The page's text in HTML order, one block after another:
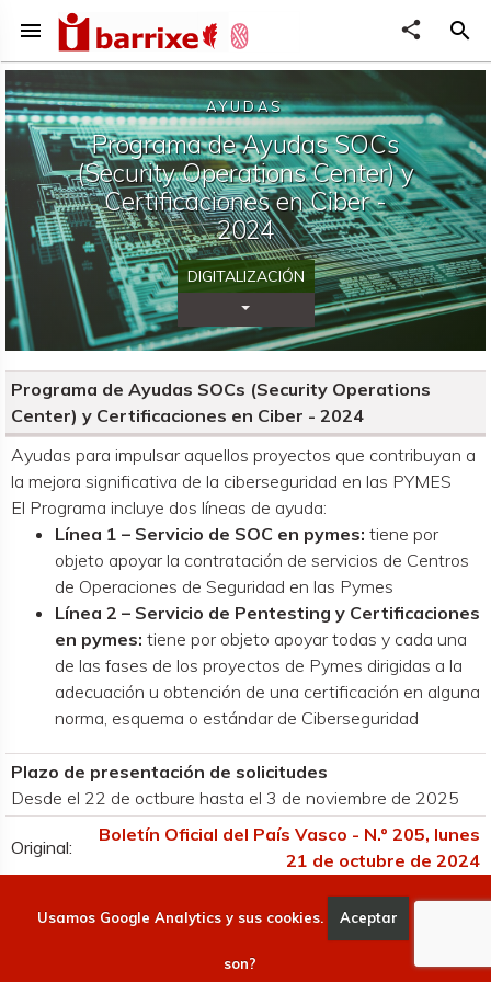
menu share search
AYUDAS
Programa de Ayudas SOCs
(Security Operations Center) y
Certificaciones en Ciber -
2024
DIGITALIZACIÓN
Desplegar Categorías
Organismo convocante
Programa de Ayudas SOCs (Security Operations
Center) y Certificaciones en Ciber - 2024
Ayudas para impulsar aquellos proyectos que contribuyan a
la mejora significativa de la ciberseguridad en las PYMES
El Programa incluye dos líneas de ayuda:
Línea 1 – Servicio de SOC en pymes: tiene por
objeto apoyar la contratación de servicios de Centros
de Operaciones de Seguridad en las Pymes
Línea 2 – Servicio de Pentesting y Certificaciones
en pymes: tiene por objeto apoyar todas y cada una
de las fases de los proyectos de Pymes dirigidas a la
adecuación u obtención de una certificación en alguna
norma, esquema o estándar de Ciberseguridad
Plazo de presentación de solicitudes
Desde el 22 de octbure hasta el 3 de noviembre de 2025
Original:
Boletín Oficial del País Vasco - N.º 205, lunes
21 de octubre de 2024
Usamos Google Analytics y sus cookies. Aceptar
son?